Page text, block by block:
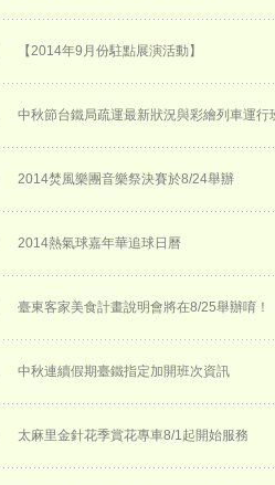
【2014年9月份駐點展演活動】
中秋節台鐵局疏運最新狀況與彩繪列車運行
2014焚風樂團音樂祭決賽於8/24舉辦
2014熱氣球嘉年華追球日曆
臺東客家美食計畫說明會將在8/25舉辦唷！
中秋連續假期臺鐵指定加開班次資訊
太麻里金針花季賞花專車8/1起開始服務